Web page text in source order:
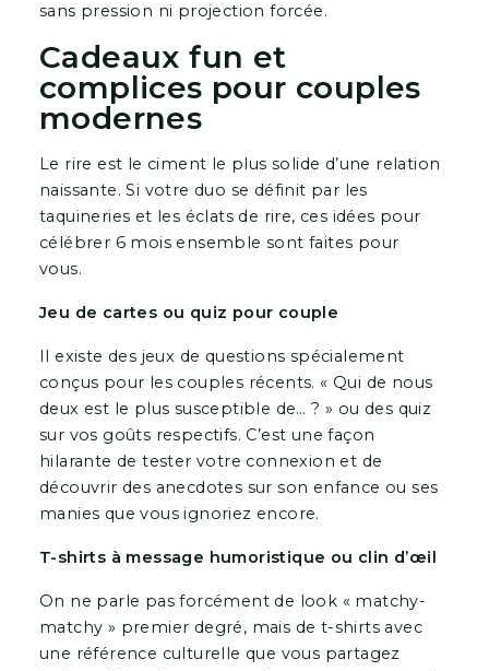
sans pression ni projection forcée.
Cadeaux fun et
complices pour couples
modernes
Le rire est le ciment le plus solide d’une relation
naissante. Si votre duo se définit par les
taquineries et les éclats de rire, ces idées pour
célébrer 6 mois ensemble sont faites pour
vous.
Jeu de cartes ou quiz pour couple
Il existe des jeux de questions spécialement
conçus pour les couples récents. « Qui de nous
deux est le plus susceptible de… ? » ou des quiz
sur vos goûts respectifs. C’est une façon
hilarante de tester votre connexion et de
découvrir des anecdotes sur son enfance ou ses
manies que vous ignoriez encore.
T-shirts à message humoristique ou clin d’œil
On ne parle pas forcément de look « matchy-
matchy » premier degré, mais de t-shirts avec
une référence culturelle que vous partagez